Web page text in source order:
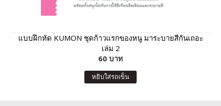
แบบฝึกหัด KUMON ชุดก้าวแรกของหนู มาระบายสีกันเถอะ
เล่ม 2
60 บาท
หยิบใส่รถเข็น